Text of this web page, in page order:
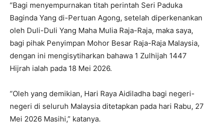
“Bagi menyempurnakan titah perintah Seri Paduka
Baginda Yang di-Pertuan Agong, setelah diperkenankan
oleh Duli-Duli Yang Maha Mulia Raja-Raja, maka saya,
bagi pihak Penyimpan Mohor Besar Raja-Raja Malaysia,
dengan ini mengisytiharkan bahawa 1 Zulhijah 1447
Hijrah ialah pada 18 Mei 2026.
“Oleh yang demikian, Hari Raya Aidiladha bagi negeri-
negeri di seluruh Malaysia ditetapkan pada hari Rabu, 27
Mei 2026 Masihi,” katanya.